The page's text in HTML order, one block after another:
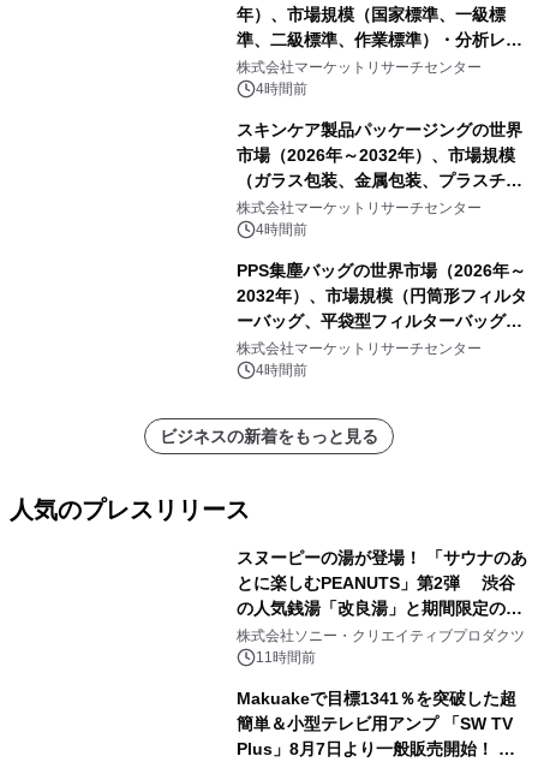
年）、市場規模（国家標準、一級標
準、二級標準、作業標準）・分析レポ
ートを発表
株式会社マーケットリサーチセンター
4時間前
スキンケア製品パッケージングの世界
市場（2026年～2032年）、市場規模
（ガラス包装、金属包装、プラスチッ
ク包装、その他）・分析レポートを発
表
株式会社マーケットリサーチセンター
4時間前
PPS集塵バッグの世界市場（2026年～
2032年）、市場規模（円筒形フィルタ
ーバッグ、平袋型フィルターバッグ、
プリーツフィルターバッグ、その
他）・分析レポートを発表
株式会社マーケットリサーチセンター
4時間前
ビジネスの新着をもっと見る
人気のプレスリリース
スヌーピーの湯が登場！ 「サウナのあ
とに楽しむPEANUTS」第2弾 渋谷
の人気銭湯「改良湯」と期間限定のコ
ラボレーション サウナイキタイコラ
ボグッズも発売決定！
株式会社ソニー・クリエイティブプロダクツ
11時間前
Makuakeで目標1341％を突破した超
簡単＆小型テレビ用アンプ 「SW TV
Plus」8月7日より一般販売開始！ ケ